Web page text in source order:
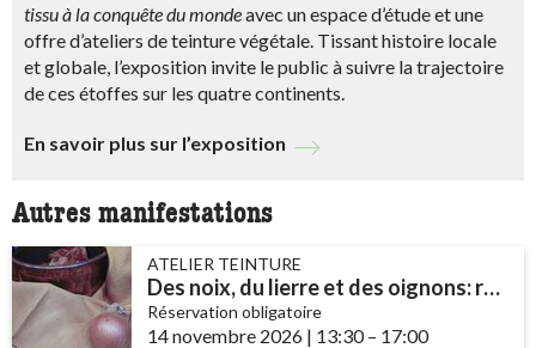
tissu à la conquête du mondeavec un espace d’étude et une
offre d’ateliers de teinture végétale. Tissant histoire locale
et globale, l’exposition invite le public à suivre la trajectoire
de ces étoffes sur les quatre continents.
En savoir plus sur l’exposition
Autres manifestations
ATELIER TEINTURE
Des noix, du lierre et des oignons: recettes d'encres et de teintures
Réservation obligatoire
14 novembre 2026 | 13:30accessibility.time_to
– 17:00